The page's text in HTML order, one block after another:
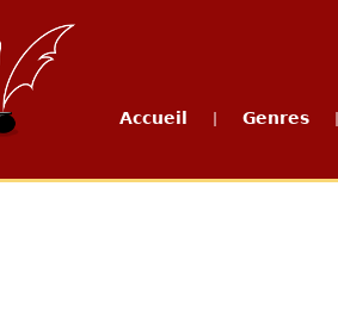
Accueil Genres